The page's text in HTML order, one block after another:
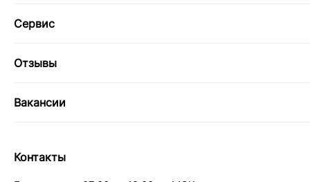
Сервис
Отзывы
Вакансии
Контакты